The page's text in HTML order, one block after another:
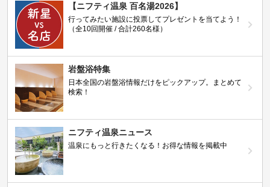
【ニフティ温泉 百名湯2026】
行ってみたい施設に投票してプレゼントを当てよう！
（全10回開催 / 合計260名様）
岩盤浴特集
日本全国の岩盤浴情報だけをピックアップ。まとめて
検索！
ニフティ温泉ニュース
温泉にもっと行きたくなる！お得な情報を掲載中